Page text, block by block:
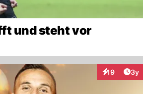
und steht vor
19 3y